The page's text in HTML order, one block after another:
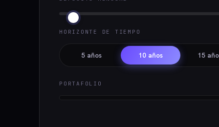
HORIZONTE DE TIEMPO
5 años 10 años 15
PORTAFOLIO